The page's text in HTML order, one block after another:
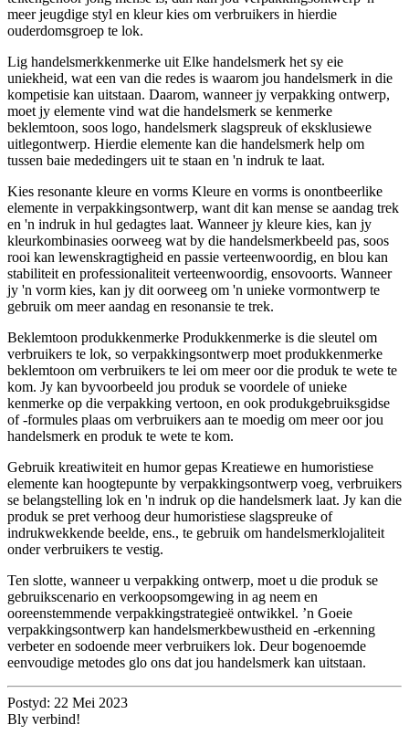
meer jeugdige styl en kleur kies om verbruikers in hierdie
ouderdomsgroep te lok.
Lig handelsmerkkenmerke uit Elke handelsmerk het sy eie
uniekheid, wat een van die redes is waarom jou handelsmerk in die
kompetisie kan uitstaan. Daarom, wanneer jy verpakking ontwerp,
moet jy elemente vind wat die handelsmerk se kenmerke
beklemtoon, soos logo, handelsmerk slagspreuk of eksklusiewe
uitlegontwerp. Hierdie elemente kan die handelsmerk help om
tussen baie mededingers uit te staan ​​en 'n indruk te laat.
Kies resonante kleure en vorms Kleure en vorms is onontbeerlike
elemente in verpakkingsontwerp, want dit kan mense se aandag trek
en 'n indruk in hul gedagtes laat. Wanneer jy kleure kies, kan jy
kleurkombinasies oorweeg wat by die handelsmerkbeeld pas, soos
rooi kan lewenskragtigheid en passie verteenwoordig, en blou kan
stabiliteit en professionaliteit verteenwoordig, ensovoorts. Wanneer
jy 'n vorm kies, kan jy dit oorweeg om 'n unieke vormontwerp te
gebruik om meer aandag en resonansie te trek.
Beklemtoon produkkenmerke Produkkenmerke is die sleutel om
verbruikers te lok, so verpakkingsontwerp moet produkkenmerke
beklemtoon om verbruikers te lei om meer oor die produk te wete te
kom. Jy kan byvoorbeeld jou produk se voordele of unieke
kenmerke op die verpakking vertoon, en ook produkgebruiksgidse
of -formules plaas om verbruikers aan te moedig om meer oor jou
handelsmerk en produk te wete te kom.
Gebruik kreatiwiteit en humor gepas Kreatiewe en humoristiese
elemente kan hoogtepunte by verpakkingsontwerp voeg, verbruikers
se belangstelling lok en 'n indruk op die handelsmerk laat. Jy kan die
produk se pret verhoog deur humoristiese slagspreuke of
indrukwekkende beelde, ens., te gebruik om handelsmerklojaliteit
onder verbruikers te vestig.
Ten slotte, wanneer u verpakking ontwerp, moet u die produk se
gebruikscenario en verkoopsomgewing in ag neem en
ooreenstemmende verpakkingstrategieë ontwikkel. ’n Goeie
verpakkingsontwerp kan handelsmerkbewustheid en -erkenning
verbeter en sodoende meer verbruikers lok. Deur bogenoemde
eenvoudige metodes glo ons dat jou handelsmerk kan uitstaan.
Postyd: 22 Mei 2023
Bly verbind!